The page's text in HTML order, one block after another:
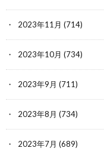
2023年11月 (714)
2023年10月 (734)
2023年9月 (711)
2023年8月 (734)
2023年7月 (689)